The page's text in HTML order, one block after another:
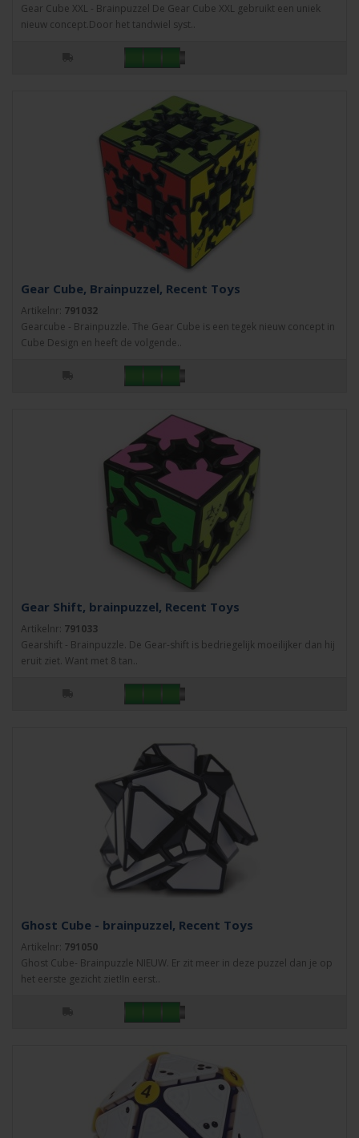
Gear Cube XXL - Brainpuzzel De Gear Cube XXL gebruikt een uniek
nieuw concept.Door het tandwiel syst..
Gear Cube, Brainpuzzel, Recent Toys
Artikelnr: 791032
Gearcube - Brainpuzzle. The Gear Cube is een tegek nieuw concept in
Cube Design en heeft de volgende..
Gear Shift, brainpuzzel, Recent Toys
Artikelnr: 791033
Gearshift - Brainpuzzle. De Gear-shift is bedriegelijk moeilijker dan hij
eruit ziet. Want met 8 tan..
Ghost Cube - brainpuzzel, Recent Toys
Artikelnr: 791050
Ghost Cube- Brainpuzzle NIEUW. Er zit meer in deze puzzel dan je op
het eerste gezicht ziet!In eerst..